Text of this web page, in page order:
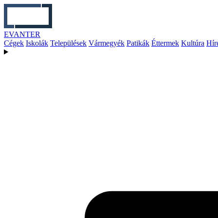
EVANTER
Cégek Iskolák Települések Vármegyék Patikák Éttermek Kultúra